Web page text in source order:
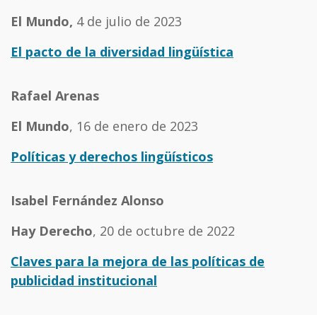
El Mundo, 4 de julio de 2023
El pacto de la diversidad lingüística
Rafael Arenas
El Mundo, 16 de enero de 2023
Políticas y derechos lingüísticos
Isabel Fernández Alonso
Hay Derecho, 20 de octubre de 2022
Claves para la mejora de las políticas de
publicidad institucional